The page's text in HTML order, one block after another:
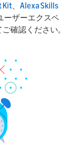
Kit、Alexa Skills
ーザーエクスペ
確認ください。